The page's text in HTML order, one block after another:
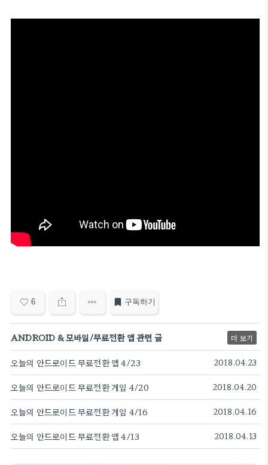
6 구독하기
ANDROID & 모바일/무료전환 앱 관련 글 더 보기
오늘의 안드로이드 무료전환 앱 4/23 2018.04.23
오늘의 안드로이드 무료전환 게임 4/20 2018.04.20
오늘의 안드로이드 무료전환 게임 4/16 2018.04.16
오늘의 안드로이드 무료전환 앱 4/13 2018.04.13